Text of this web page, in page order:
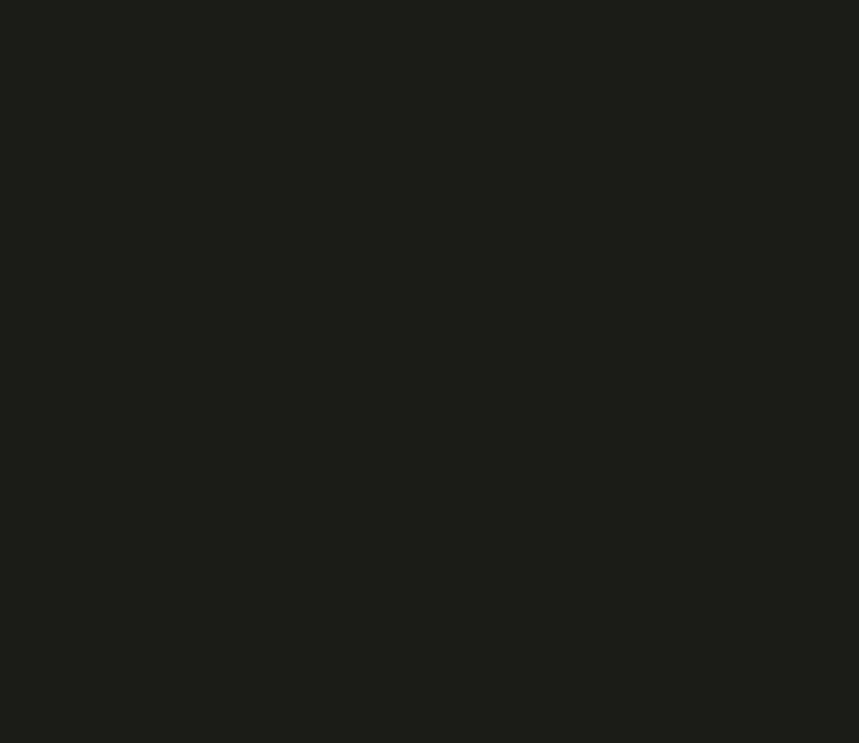
do último jogo do Glorioso, sábado,
da véspera da partida.
e fique por
do Botafogo: